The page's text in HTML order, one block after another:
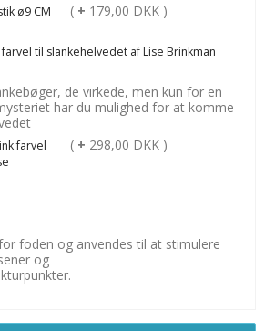
ø9 CM ( + 179,00 DKK )
til slankehelvedet af Lise Brinkman
de virkede, men kun for en
har du mulighed for at komme
( + 298,00 DKK )
foden og anvendes til at stimulere
og